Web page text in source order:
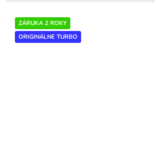
ZÁRUKA 2 ROKY
ORIGINÁLNE TURBO